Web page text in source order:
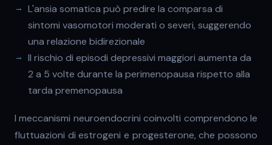
L'ansia somatica può predire la comparsa di
sintomi vasomotori moderati o severi, suggerendo
una relazione bidirezionale
Il rischio di episodi depressivi maggiori aumenta da
2 a 5 volte durante la perimenopausa rispetto alla
tarda premenopausa
I meccanismi neuroendocrini coinvolti comprendono le
fluttuazioni di estrogeni e progesterone, che possono